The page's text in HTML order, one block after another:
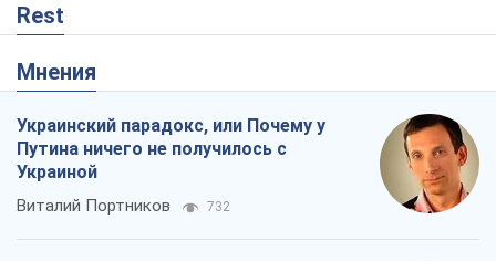
Rest
Мнения
Украинский парадокс, или Почему у
Путина ничего не получилось с
Украиной
Виталий Портников 732